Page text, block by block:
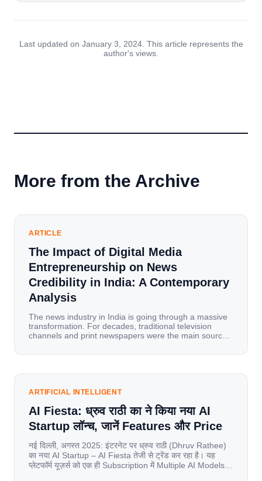
Last updated on January 3, 2024. This article represents the
author's views.
More from the Archive
ARTICLE
The Impact of Digital Media
Entrepreneurship on News
Credibility in India: A Contemporary
Analysis
The news industry in India is going through a massive
transformation. For decades, traditional television
channels and print newspapers were the main sources
mobile data, affordable smartphones, and high-speed
has become a mobile-first market where consumers
ARTIFICIAL INTELLIGENT
AI Fiesta: ध्रुव राठी का ने किया नया AI
Startup लॉन्च, जानें Features और Price
नई दिल्ली, अगस्त 2025: इंटरनेट पर ध्रुव राठी (Dhruv Rathee)
का नया AI Startup – AI Fiesta तेजी से ट्रेंड कर रहा है। यह
प्लेटफॉर्म यूज़र्स को एक ही Subscription में Multiple AI Models